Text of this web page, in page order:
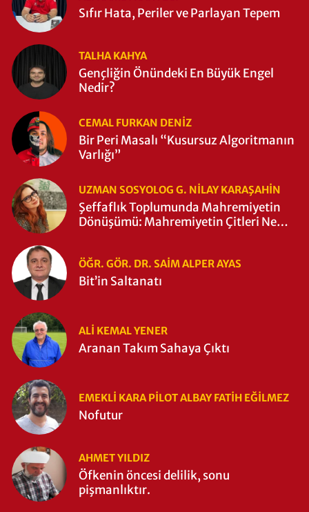
Sıfır Hata, Periler ve Parlayan Tepem
TALHA KAHYA
Gençliğin Önündeki En Büyük Engel
Nedir?
CEMAL FURKAN DENİZ
Bir Peri Masalı “Kusursuz Algoritmanın
Varlığı”
UZMAN SOSYOLOG G. NILAY KARAŞAHİN
Şeffaflık Toplumunda Mahremiyetin
Dönüşümü: Mahremiyetin Çitleri Ne
ÖĞR. GÖR. DR. SAIM ALPER AYAS
Bit’in Saltanatı
ALI KEMAL YENER
Aranan Takım Sahaya Çıktı
EMEKLI KARA PILOT ALBAY FATIH EĞİLMEZ
Nofutur
AHMET YILDIZ
Öfkenin öncesi delilik, sonu
pişmanlıktır.